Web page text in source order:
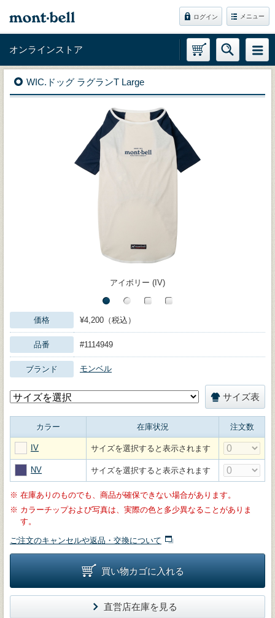
ログイン メニュー
オンラインストア
WIC.ドッグ ラグランT Large
アイボリー (IV)
価格 ¥4,200（税込）
品番 #1114949
ブランド モンベル
サイズ表
カラー 在庫状況 注文数
IV サイズを選択すると表示されます
NV サイズを選択すると表示されます
※ 在庫ありのものでも、商品が確保できない場合があります。
※ カラーチップおよび写真は、実際の色と多少異なることがありま
す。
ご注文のキャンセルや返品・交換について
買い物カゴに入れる
直営店在庫を見る